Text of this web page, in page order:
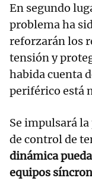
En segundo
problema ha
reforzarán los
tensión y
habida cuenta
periférico está
Se impulsará
de control de
dinámica
equipos